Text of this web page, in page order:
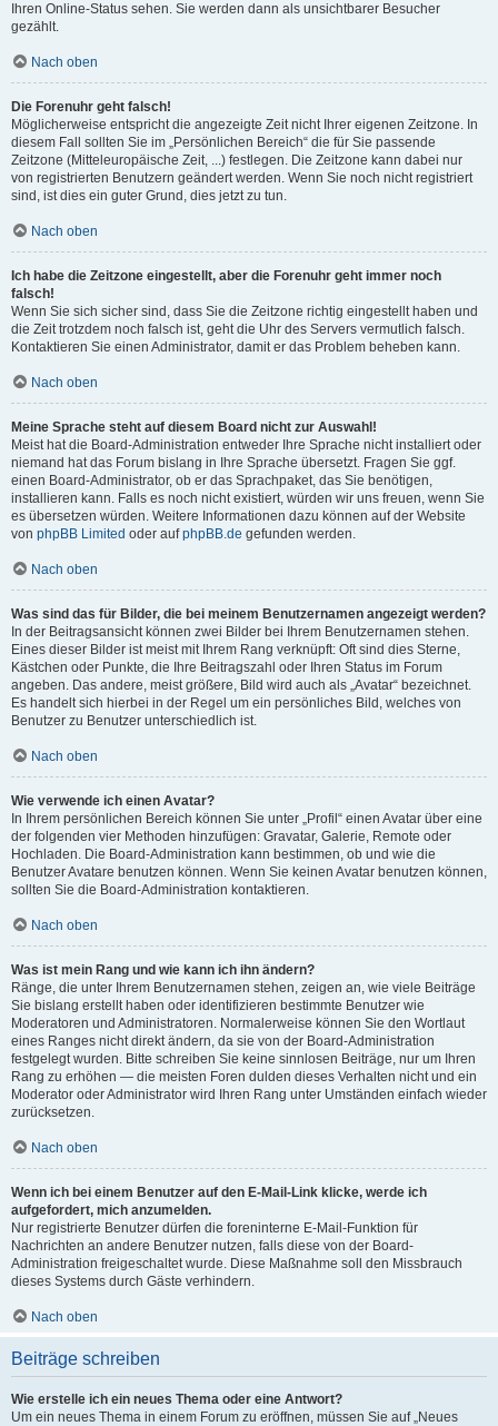
Ihren Online-Status sehen. Sie werden dann als unsichtbarer Besucher
gezählt.
Nach oben
Die Forenuhr geht falsch!
Möglicherweise entspricht die angezeigte Zeit nicht Ihrer eigenen Zeitzone. In
diesem Fall sollten Sie im „Persönlichen Bereich“ die für Sie passende
Zeitzone (Mitteleuropäische Zeit, ...) festlegen. Die Zeitzone kann dabei nur
von registrierten Benutzern geändert werden. Wenn Sie noch nicht registriert
sind, ist dies ein guter Grund, dies jetzt zu tun.
Nach oben
Ich habe die Zeitzone eingestellt, aber die Forenuhr geht immer noch
falsch!
Wenn Sie sich sicher sind, dass Sie die Zeitzone richtig eingestellt haben und
die Zeit trotzdem noch falsch ist, geht die Uhr des Servers vermutlich falsch.
Kontaktieren Sie einen Administrator, damit er das Problem beheben kann.
Nach oben
Meine Sprache steht auf diesem Board nicht zur Auswahl!
Meist hat die Board-Administration entweder Ihre Sprache nicht installiert oder
niemand hat das Forum bislang in Ihre Sprache übersetzt. Fragen Sie ggf.
einen Board-Administrator, ob er das Sprachpaket, das Sie benötigen,
installieren kann. Falls es noch nicht existiert, würden wir uns freuen, wenn Sie
es übersetzen würden. Weitere Informationen dazu können auf der Website
von phpBB Limited oder aufphpBB.de gefunden werden.
Nach oben
Was sind das für Bilder, die bei meinem Benutzernamen angezeigt werden?
In der Beitragsansicht können zwei Bilder bei Ihrem Benutzernamen stehen.
Eines dieser Bilder ist meist mit Ihrem Rang verknüpft: Oft sind dies Sterne,
Kästchen oder Punkte, die Ihre Beitragszahl oder Ihren Status im Forum
angeben. Das andere, meist größere, Bild wird auch als „Avatar“ bezeichnet.
Es handelt sich hierbei in der Regel um ein persönliches Bild, welches von
Benutzer zu Benutzer unterschiedlich ist.
Nach oben
Wie verwende ich einen Avatar?
In Ihrem persönlichen Bereich können Sie unter „Profil“ einen Avatar über eine
der folgenden vier Methoden hinzufügen: Gravatar, Galerie, Remote oder
Hochladen. Die Board-Administration kann bestimmen, ob und wie die
Benutzer Avatare benutzen können. Wenn Sie keinen Avatar benutzen können,
sollten Sie die Board-Administration kontaktieren.
Nach oben
Was ist mein Rang und wie kann ich ihn ändern?
Ränge, die unter Ihrem Benutzernamen stehen, zeigen an, wie viele Beiträge
Sie bislang erstellt haben oder identifizieren bestimmte Benutzer wie
Moderatoren und Administratoren. Normalerweise können Sie den Wortlaut
eines Ranges nicht direkt ändern, da sie von der Board-Administration
festgelegt wurden. Bitte schreiben Sie keine sinnlosen Beiträge, nur um Ihren
Rang zu erhöhen — die meisten Foren dulden dieses Verhalten nicht und ein
Moderator oder Administrator wird Ihren Rang unter Umständen einfach wieder
zurücksetzen.
Nach oben
Wenn ich bei einem Benutzer auf den E-Mail-Link klicke, werde ich
aufgefordert, mich anzumelden.
Nur registrierte Benutzer dürfen die foreninterne E-Mail-Funktion für
Nachrichten an andere Benutzer nutzen, falls diese von der Board-
Administration freigeschaltet wurde. Diese Maßnahme soll den Missbrauch
dieses Systems durch Gäste verhindern.
Nach oben
Beiträge schreiben
Wie erstelle ich ein neues Thema oder eine Antwort?
Um ein neues Thema in einem Forum zu eröffnen, müssen Sie auf „Neues